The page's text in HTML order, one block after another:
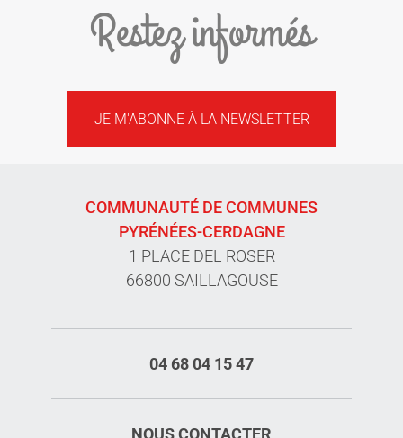
Restez informés
JE M'ABONNE À LA NEWSLETTER
COMMUNAUTÉ DE COMMUNES
PYRÉNÉES-CERDAGNE
1 PLACE DEL ROSER
66800 SAILLAGOUSE
04 68 04 15 47
NOUS CONTACTER